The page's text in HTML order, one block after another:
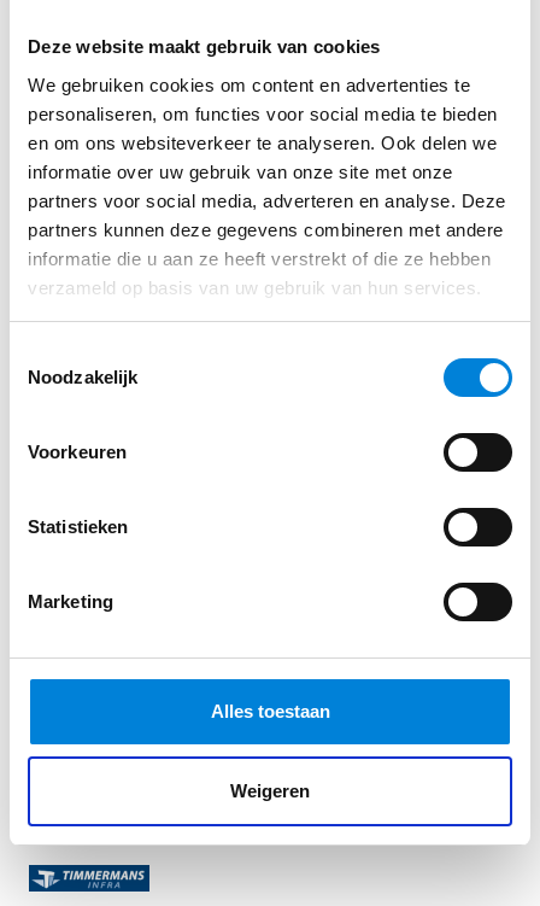
Deze website maakt gebruik van cookies
We gebruiken cookies om content en advertenties te
personaliseren, om functies voor social media te bieden
en om ons websiteverkeer te analyseren. Ook delen we
informatie over uw gebruik van onze site met onze
partners voor social media, adverteren en analyse. Deze
partners kunnen deze gegevens combineren met andere
informatie die u aan ze heeft verstrekt of die ze hebben
verzameld op basis van uw gebruik van hun services.
Noodzakelijk
Voorkeuren
Statistieken
Marketing
Alles toestaan
Weigeren
Solliciteren
Toch niet helemaal wat je in
gedachten had?